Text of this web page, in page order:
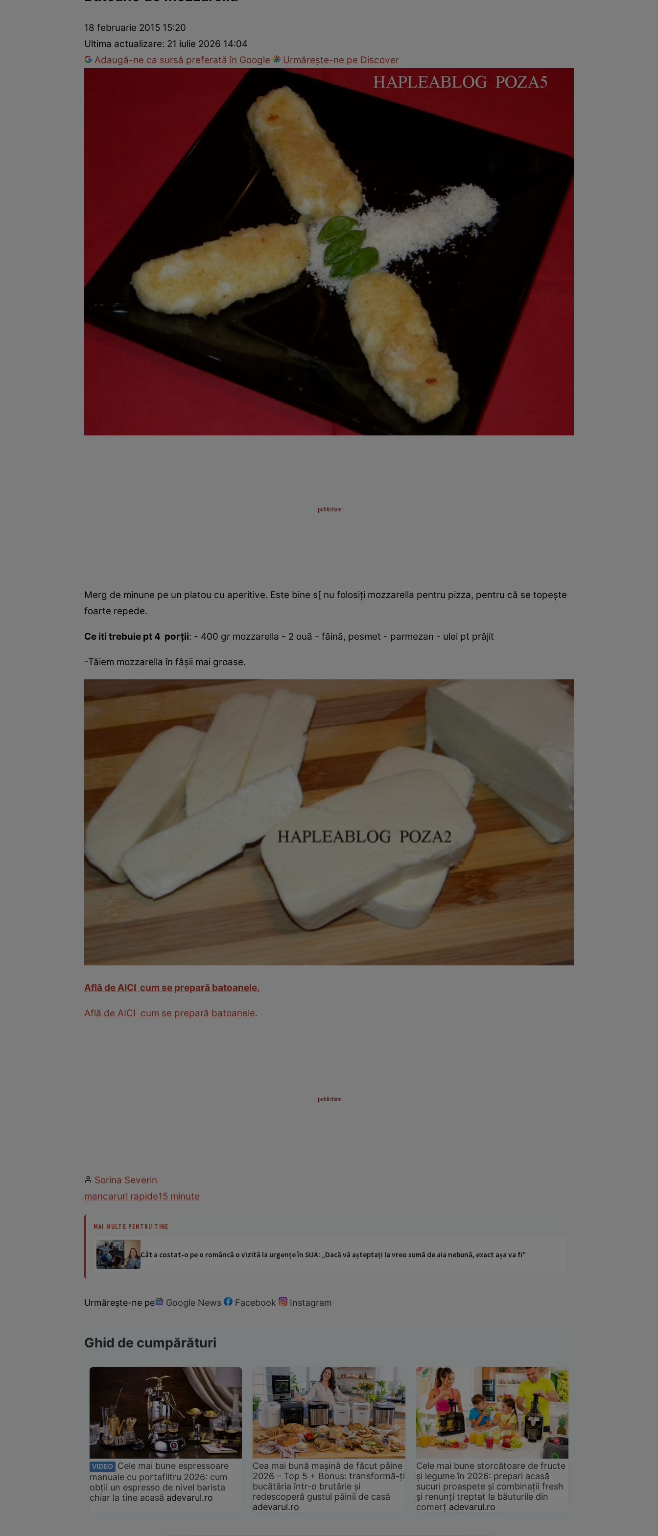
Mâncăruri rapideRețete cu legume
18 februarie 2015 15:20
Ultima actualizare: 21 iulie 2026 14:04
Adaugă-ne ca sursă preferată în Google
Urmărește-ne pe Discover
Merg de minune pe un platou cu aperitive. Este bine s[ nu folosiţi mozzarella pentru pizza, pentru că se topeşte
foarte repede.
Ce iti trebuie pt 4 porţii: - 400 gr mozzarella - 2 ouă - făină, pesmet - parmezan - ulei pt prăjit
-Tăiem mozzarella în fâşii mai groase.
Află de AICI cum se prepară batoanele.
Află de AICI cum se prepară batoanele.
Sorina Severin
mancaruri rapide15 minute
MAI MULTE PENTRU TINE
Cât a costat-o pe o româncă o vizită la urgențe în SUA: „Dacă vă așteptați la vreo sumă de aia nebună, exact așa va fi”
Urmărește-ne pe Google News Facebook Instagram
Ghid de cumpărături
VIDEO
Cele mai bune espressoare
manuale cu portafiltru 2026: cum
obții un espresso de nivel barista
chiar la tine acasă adevarul.ro
Cea mai bună mașină de făcut pâine
2026 – Top 5 + Bonus: transformă-ți
bucătăria într-o brutărie și
redescoperă gustul pâinii de casă
adevarul.ro
Cele mai bune storcătoare de fructe
și legume în 2026: prepari acasă
sucuri proaspete și combinații fresh
și renunți treptat la băuturile din
comerț adevarul.ro